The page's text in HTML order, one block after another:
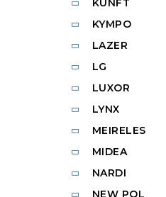
KUNFT
KYMPO
LAZER
LG
LUXOR
LYNX
MEIRELES
MIDEA
NARDI
NEW POL